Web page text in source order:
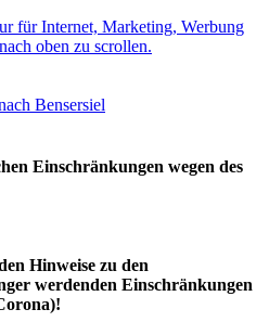
für Internet, Marketing, Werbung
oben zu scrollen.
Bensersiel
Ein­schränk­ungen wegen des
Hinweise zu den
werdenden Einschränkungen